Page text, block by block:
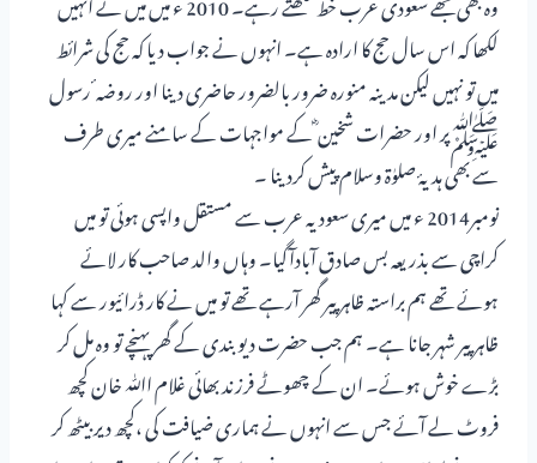
لکھا کہ اس سال حج کا ارادہ ہے۔ انہوں نے جواب دیا کہ حج کی شرائط
میں تو نہیں لیکن مدینہ منورہ ضرور بالضرور حاضری دینا اور روضہ ٔ رسول
ﷺپر اور حضرات شخین ؓ کے مواجہات کے سامنے میری طرف
سے بھی ہدیۂ صلوٰۃ وسلام پیش کردینا ۔
نومبر2014 ء میں میری سعودیہ عرب سے مستقل واپسی ہوئی تو میں
کراچی سے بذریعہ بس صادق آبادآگیا۔ وہاں والد صاحب کار لائے
ہوئے تھے ہم براستہ ظاہر پیر گھر آرہے تھے تو میں نے کار ڈرائیور سے کہا
ظاہر پیر شہر جانا ہے۔ ہم جب حضرت دیوبندی کے گھر پہنچے تو وہ مل کر
بڑے خوش ہوئے۔ ان کے چھوٹے فرزند بھائی غلام اﷲ خان کچھ
فروٹ لے آئے جس سے انہوں نے ہماری ضیافت کی ،کچھ دیر بیٹھ کر